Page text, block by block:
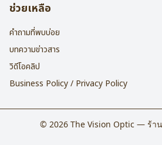
ช่วยเหลือ
คำถามที่พบบ่อย
บทความข่าวสาร
วิดีโอคลิป
Business Policy / Privacy Policy
© 2026 The Vision Optic — ร้าน